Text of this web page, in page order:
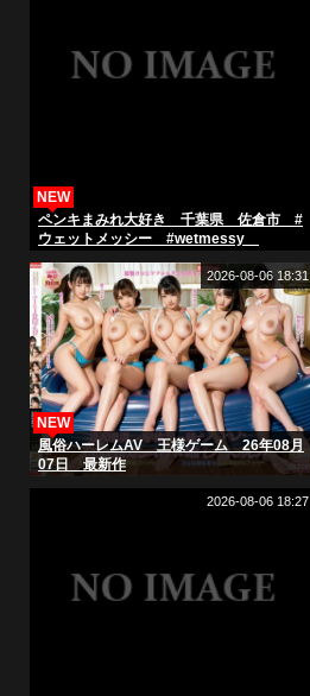
ペンキまみれ大好き 千葉県 佐倉市 #
ウェットメッシー #wetmessy
NEW
風俗ハーレムAV 王様ゲーム 26年08月
07日 最新作
NEW
2026-08-06 18:31
2026-08-06 18:27